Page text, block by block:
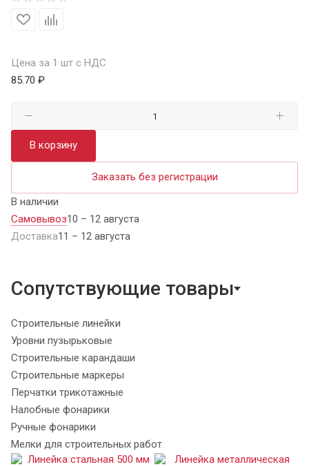
Цена за 1 шт с НДС
85.70 ₽
В корзину
Заказать без регистрации
В наличии
Самовывоз10 – 12 августа
Доставка11 – 12 августа
Сопутствующие товары
Строительные линейки
Уровни пузырьковые
Строительные карандаши
Строительные маркеры
Перчатки трикотажные
Налобные фонарики
Ручные фонарики
Мелки для строительных работ